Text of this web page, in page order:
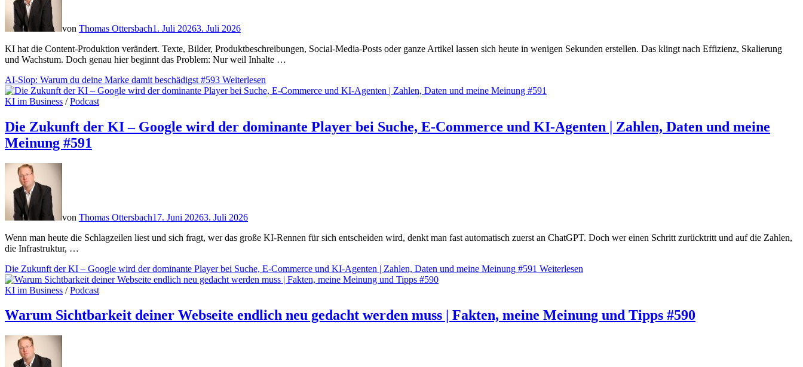
von Thomas Ottersbach1. Juli 20263. Juli 2026
KI hat die Content-Produktion verändert. Texte, Bilder, Produktbeschreibungen, Social-Media-Posts oder ganze Artikel lassen sich heute in wenigen Sekunden erstellen. Das klingt nach Effizienz, Skalierung
und Wachstum. Doch genau hier beginnt das Problem: Nur weil Inhalte …
AI-Slop: Warum du deine Marke damit beschädigst #593 Weiterlesen
KI im Business /Podcast
Die Zukunft der KI – Google wird der dominante Player bei Suche, E-Commerce und KI-Agenten | Zahlen, Daten und meine
Meinung #591
von Thomas Ottersbach17. Juni 20263. Juli 2026
Wenn man heute die Schlagzeilen liest und sich fragt, wer das große KI-Rennen für sich entscheiden wird, denkt man fast automatisch zuerst an ChatGPT. Doch wer einen Schritt zurücktritt und auf die Zahlen,
die Infrastruktur, …
Die Zukunft der KI – Google wird der dominante Player bei Suche, E-Commerce und KI-Agenten | Zahlen, Daten und meine Meinung #591 Weiterlesen
KI im Business /Podcast
Warum Sichtbarkeit deiner Webseite endlich neu gedacht werden muss | Fakten, meine Meinung und Tipps #590